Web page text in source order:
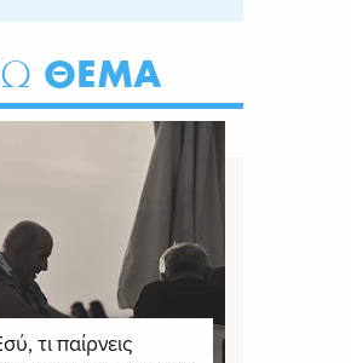
ΘΕΜΑ
τι παίρνεις